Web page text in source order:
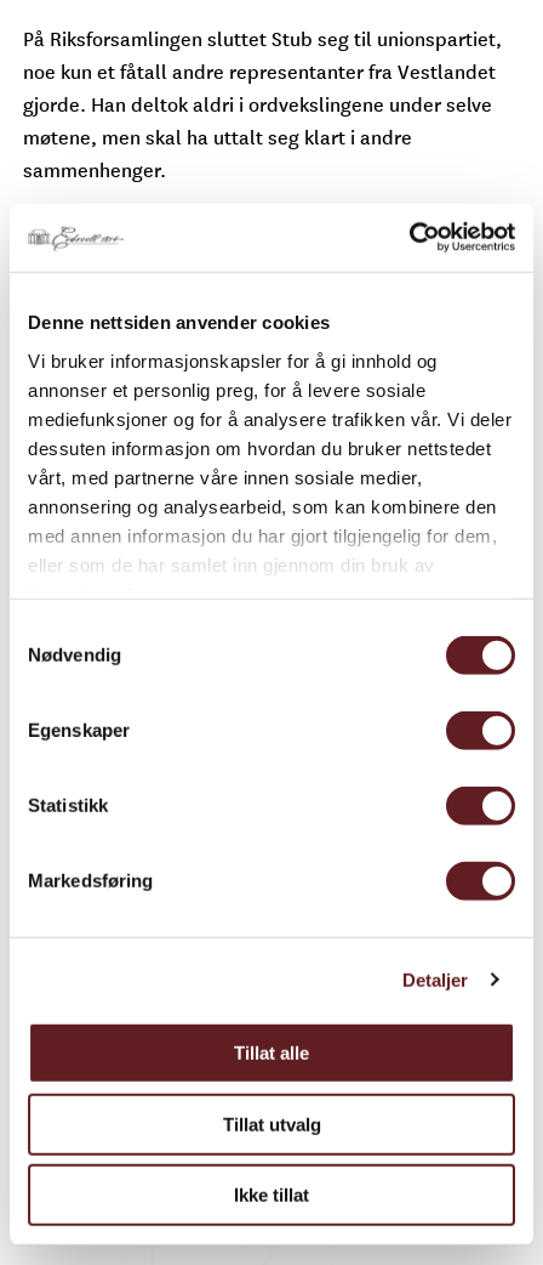
Denne nettsiden anvender cookies
Vi bruker informasjonskapsler for å gi innhold og
annonser et personlig preg, for å levere sosiale
mediefunksjoner og for å analysere trafikken vår. Vi deler
dessuten informasjon om hvordan du bruker nettstedet
vårt, med partnerne våre innen sosiale medier,
annonsering og analysearbeid, som kan kombinere den
med annen informasjon du har gjort tilgjengelig for dem,
eller som de har samlet inn gjennom din bruk av
Nødvendig
Egenskaper
Statistikk
Markedsføring
Detaljer
Tillat alle
Tillat utvalg
Ikke tillat
På Riksforsamlingen sluttet Stub seg til unionspartiet,
noe kun et fåtall andre representanter fra Vestlandet
gjorde. Han deltok aldri i ordvekslingene under selve
møtene, men skal ha uttalt seg klart i andre
sammenhenger.
Stub fortsatte ikke i politikken etter 1814, men holdt seg
til sin prestegjerning. I 1817 ble han prost i Romsdal,
to år senere omkom under kullseiling på Tresfjorden.
Jens Stub
Parti:Unionspartiet
Fylke:Møre og Romsdal
Nasjonalitet: